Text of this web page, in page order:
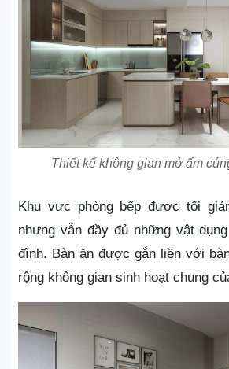
Thiết kế không gian mở ấm
Khu vực phòng bếp được tối
nhưng vẫn đầy đủ những vật
đình. Bàn ăn được gắn liền với
rộng không gian sinh hoạt chung